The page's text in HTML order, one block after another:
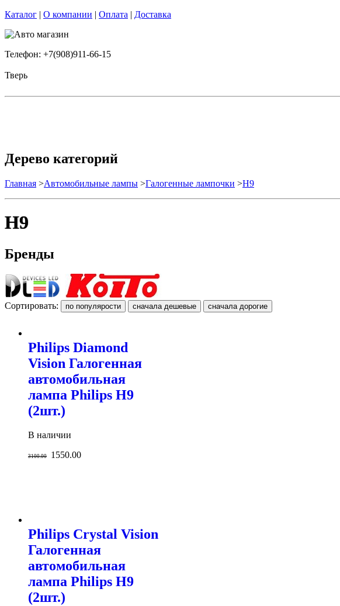
Каталог | О компании | Оплата | Доставка
Телефон: +7(908)911-66-15
Тверь
Дерево категорий
Главная >Автомобильные лампы >Галогенные лампочки >H9
H9
Бренды
Сортировать:
Philips Diamond
Vision Галогенная
автомобильная
лампа Philips H9
(2шт.)
В наличии
3100.00 1550.00
Philips Crystal Vision
Галогенная
автомобильная
лампа Philips H9
(2шт.)